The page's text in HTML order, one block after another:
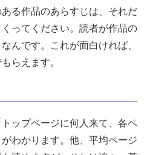
る作品のあらすじは、それだ
ってください。読者が作品の
んです。これが面白ければ、
らえます。
ップページに何人来て、各ペ
わかります。他、平均ページ